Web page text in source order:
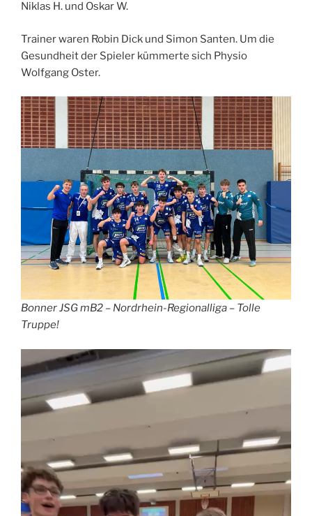
Niklas H. und Oskar W.
Trainer waren Robin Dick und Simon Santen. Um die
Gesundheit der Spieler kümmerte sich Physio
Wolfgang Oster.
Bonner JSG mB2 – Nordrhein-Regionalliga – Tolle
Truppe!
Video-
Player